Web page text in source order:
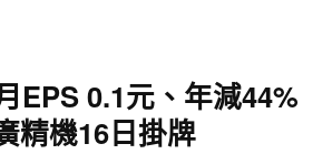
EPS 0.1元、年減44%
精機16日掛牌